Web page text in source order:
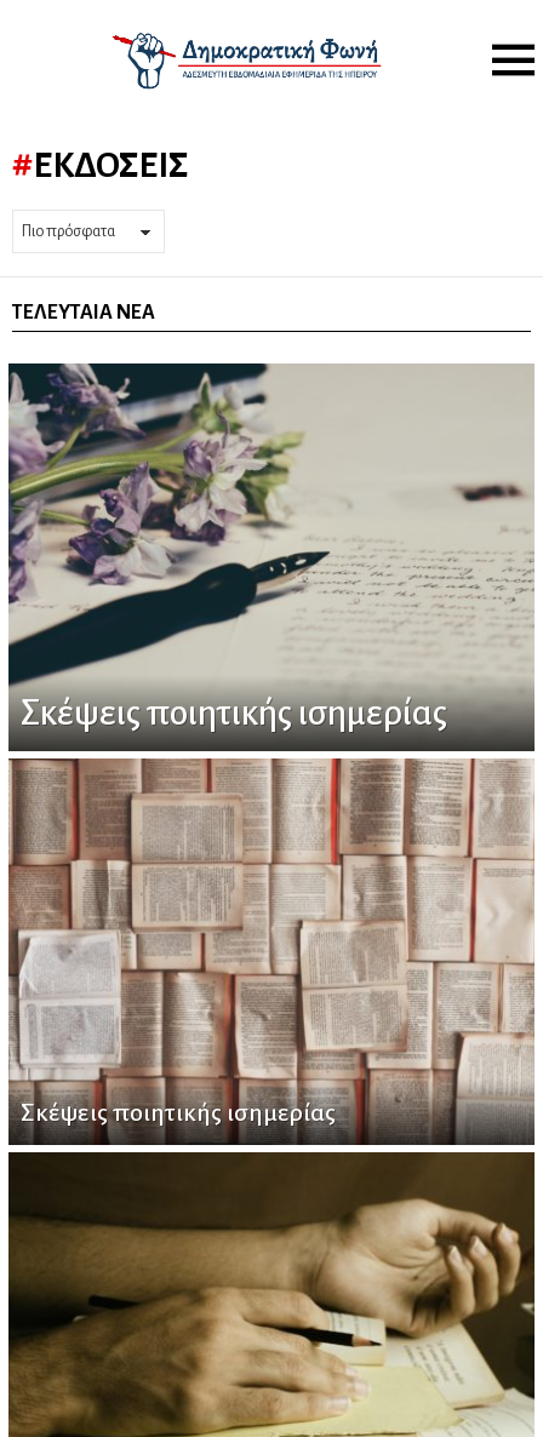
Menu
ΕΚΔΌΣΕΙΣ
ΤΕΛΕΥΤΑΊΑ ΝΈΑ
Σκέψεις ποιητικής ισημερίας
Σκέψεις ποιητικής ισημερίας